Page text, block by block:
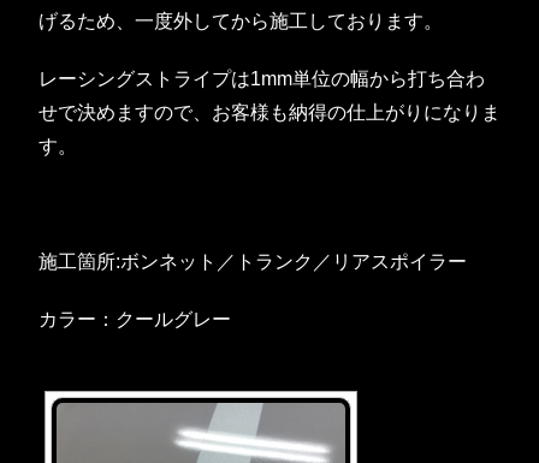
げるため、一度外してから施工しております。
レーシングストライプは1mm単位の幅から打ち合わ
せで決めますので、お客様も納得の仕上がりになりま
す。
施工箇所:ボンネット／トランク／リアスポイラー
カラー：クールグレー